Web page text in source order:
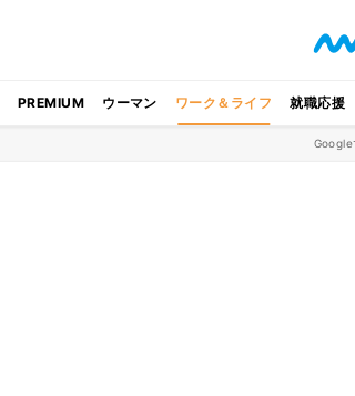
PREMIUM ウーマン ワーク＆ライフ 就職応援
Google